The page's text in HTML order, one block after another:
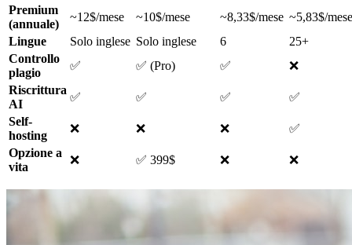
Premium
(annuale)
~12$/mese ~10$/mese ~8,33$/mese ~5,83$/mese
Lingue
Solo inglese Solo inglese 6
25+
Controllo
plagio
✅ ✅ (Pro) ✅
❌
Riscrittura
AI
✅ ✅ ✅
✅
Self-
hosting
❌ ❌ ❌
✅
Opzione a
vita
❌ ✅ 399$ ❌ ❌